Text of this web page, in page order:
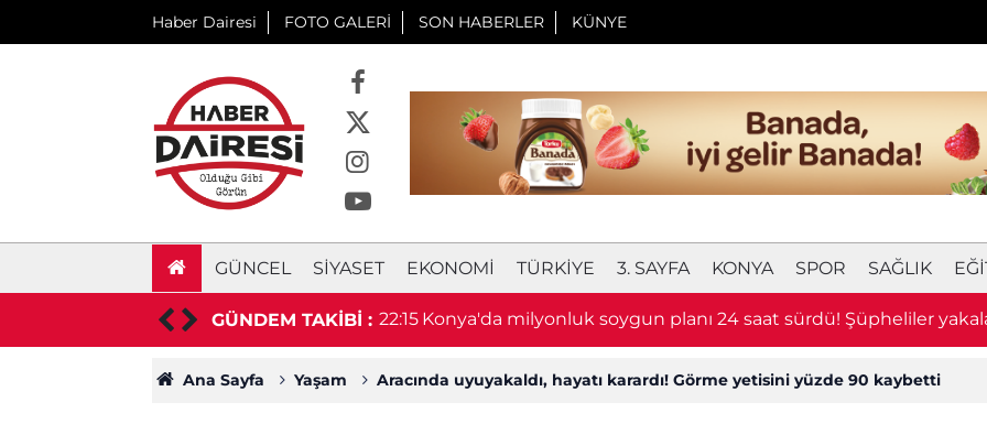
Haber Dairesi FOTO GALERİ SON HABERLER KÜNYE
GÜNCEL SIYASET EKONOMI TÜRKIYE 3. SAYFA KONYA SPOR SAĞLIK
GÜNDEM TAKİBİ :
proje başlıyor! Bakan Uraloğlu 22:15 Konya'da milyonluk soygun planı 24 saat sürdü! Şüpheliler
Ana Sayfa Yaşam Aracında uyuyakaldı, hayatı karardı! Görme yetisini yüzde 90 kaybetti